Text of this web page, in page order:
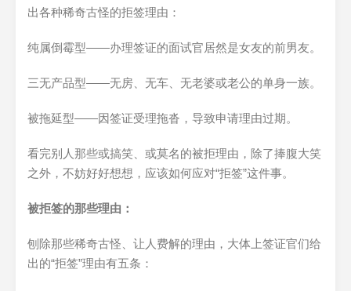
出各种稀奇古怪的拒签理由：
纯属倒霉型——办理签证的面试官居然是女友的前男友。
三无产品型——无房、无车、无老婆或老公的单身一族。
被拖延型——因签证受理拖沓，导致申请理由过期。
看完别人那些或搞笑、或莫名的被拒理由，除了捧腹大笑
之外，不妨好好想想，应该如何应对“拒签”这件事。
被拒签的那些理由：
刨除那些稀奇古怪、让人费解的理由，大体上签证官们给
出的“拒签”理由有五条：